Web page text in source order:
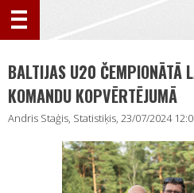
BALTIJAS U20 ČEMPIONĀTĀ
KOMANDU KOPVĒRTĒJUMĀ
Andris Staģis, Statistiķis, 23/07/2024